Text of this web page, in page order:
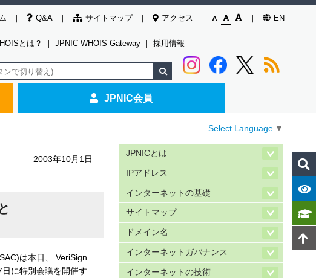
Q&A サイトマップ アクセス EN
とは？ ｜ JPNIC WHOIS Gateway ｜ 採用情報
JPNIC会員
Select Language ▼
2003年10月1日
は本日、 VeriSign
に特別会議を開催す
JPNICとは
IPアドレス
インターネットの基礎
サイトマップ
ドメイン名
インターネットガバナンス
インターネットの技術